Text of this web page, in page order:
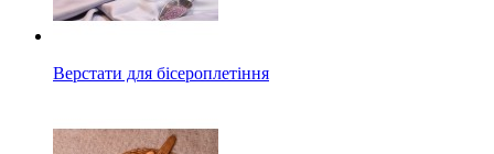
Верстати для бісероплетіння